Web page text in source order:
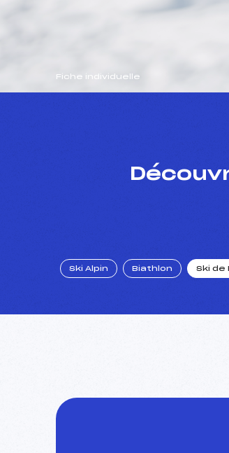
Fiche individuelle
Ski Alpin Biathlon Ski de